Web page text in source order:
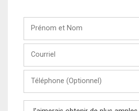
Nom
(Optionnel)
Message